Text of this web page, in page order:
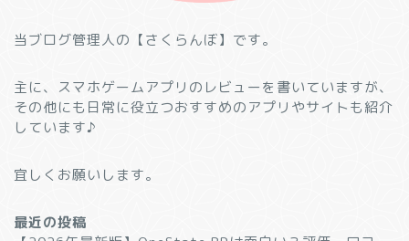
当ブログ管理人の【さくらんぼ】です。
主に、スマホゲームアプリのレビューを書いていますが、
その他にも日常に役立つおすすめのアプリやサイトも紹介
しています♪
宜しくお願いします。
最近の投稿